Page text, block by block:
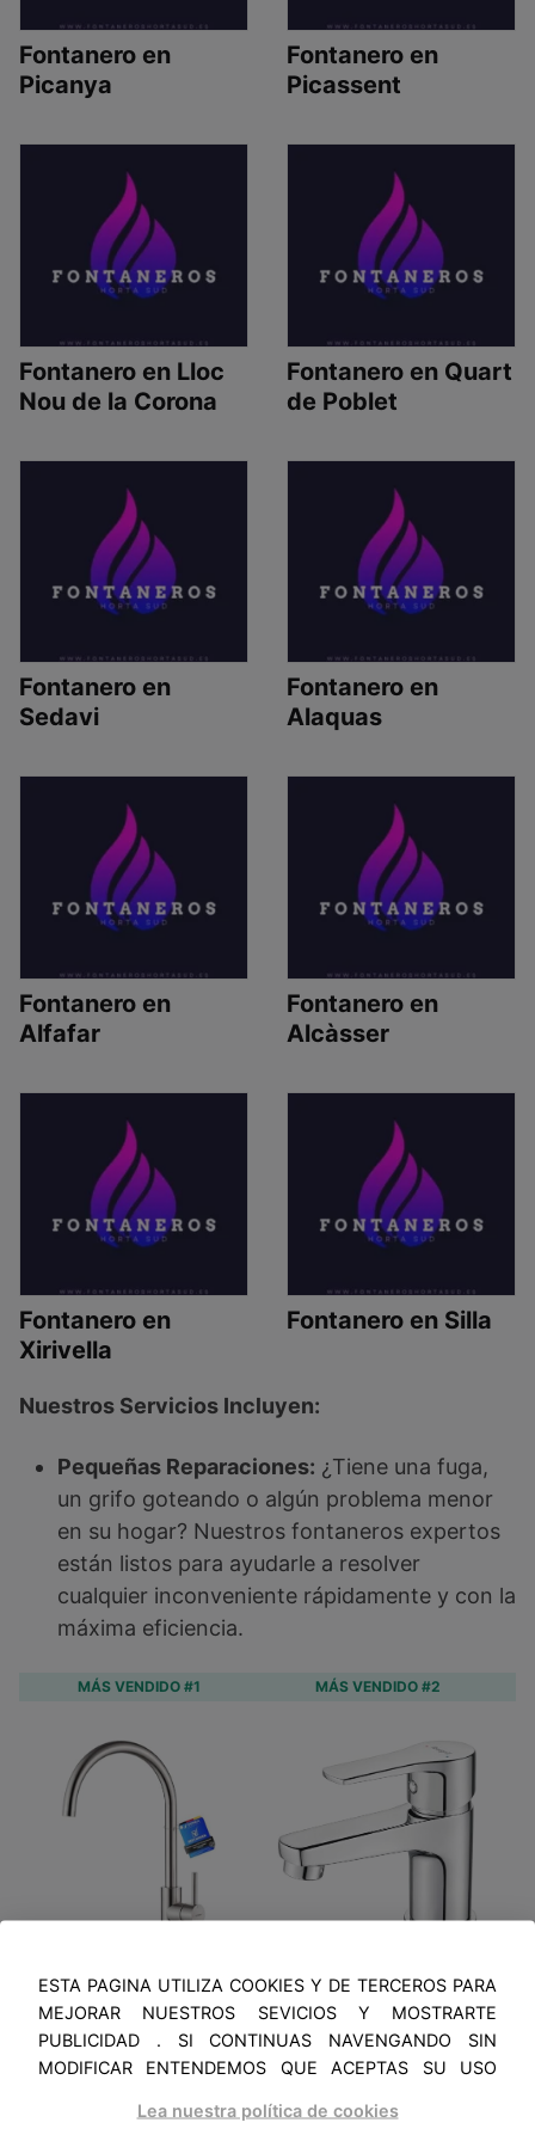
Fontanero en
Picanya
Fontanero en
Picassent
Fontanero en Lloc
Nou de la Corona
Fontanero en Quart
de Poblet
Fontanero en
Sedavi
Fontanero en
Alaquas
Fontanero en
Alfafar
Fontanero en
Alcàsser
Fontanero en
Xirivella
Fontanero en Silla
Nuestros Servicios Incluyen:
Pequeñas Reparaciones: ¿Tiene una fuga,
un grifo goteando o algún problema menor
en su hogar? Nuestros fontaneros expertos
están listos para ayudarle a resolver
cualquier inconveniente rápidamente y con la
máxima eficiencia.
MÁS VENDIDO #1
GRIFEMA
Grifo Cocina
Fregadero
MÁS VENDIDO #2
Ibergrif
M11057
Compact
Chrome Brass
ESTA PAGINA UTILIZA COOKIES Y DE TERCEROS PARA
MEJORAR NUESTROS SEVICIOS Y MOSTRARTE
PUBLICIDAD . SI CONTINUAS NAVENGANDO SIN
MODIFICAR ENTENDEMOS QUE ACEPTAS SU USO
Lea nuestra política de cookies